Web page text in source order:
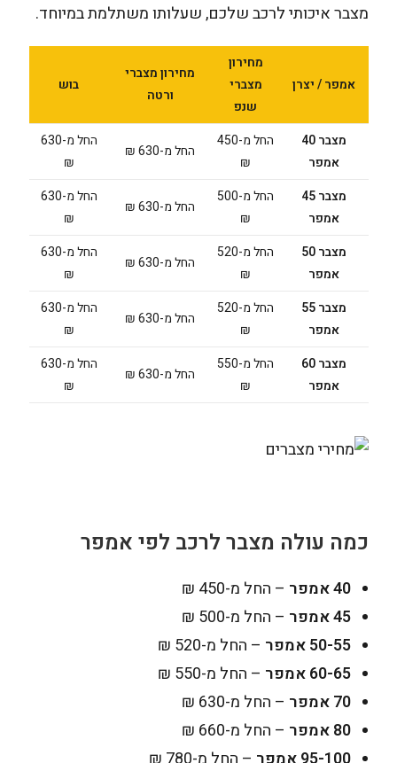
מצבר איכותי לרכב שלכם, שעלותו משתלמת במיוחד.
אמפר / יצרן
מחירון
מצברי
שנפ
מחירון מצברי
ורטה
בוש
מצבר 40
אמפר
החל מ-450
₪
החל מ-630 ₪
החל מ-630
₪
מצבר 45
אמפר
החל מ-500
₪
החל מ-630 ₪
החל מ-630
₪
מצבר 50
אמפר
החל מ-520
₪
החל מ-630 ₪
החל מ-630
₪
מצבר 55
אמפר
החל מ-520
₪
החל מ-630 ₪
החל מ-630
₪
מצבר 60
אמפר
החל מ-550
₪
החל מ-630 ₪
החל מ-630
₪
כמה עולה מצבר לרכב לפי אמפר
40 אמפר
– החל מ-450 ₪
45 אמפר
– החל מ-500 ₪
50-55 אמפר
– החל מ-520 ₪
60-65 אמפר
– החל מ-550 ₪
70 אמפר
– החל מ-630 ₪
80 אמפר
– החל מ-660 ₪